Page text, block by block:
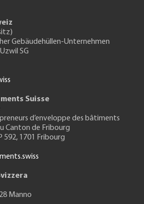
Gebäudehüllen-Unternehmen
SG
Suisse
d’enveloppe des bâtiments
Canton de Fribourg
592, 1701 Fribourg
Manno